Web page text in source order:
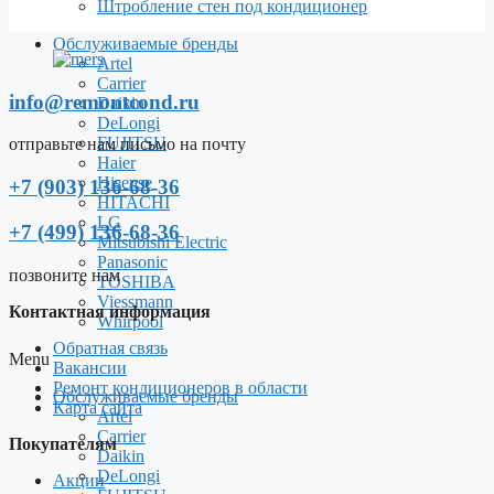
Штробление стен под кондиционер
Обслуживаемые бренды
Artel
Carrier
Daikin
DeLongi
FUJITSU
Haier
Hisense
HITACHI
LG
Mitsubishi Electric
Panasonic
TOSHIBA
Viessmann
Whirpool
Menu
Обслуживаемые бренды
Artel
Carrier
Daikin
DeLongi
info@remontcond.ru
отправьте нам письмо на почту
+7 (903) 136-68-36
+7 (499) 136-68-36
позвоните нам
Контактная информация
Обратная связь
Вакансии
Ремонт кондиционеров в области
Карта сайта
Покупателям
Акции